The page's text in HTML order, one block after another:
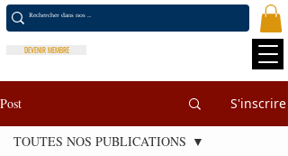
DEVENIR MEMBRE
Post S'inscrire
TOUTES NOS PUBLICATIONS